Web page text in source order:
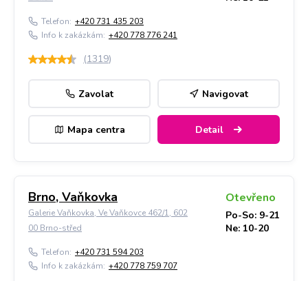
Telefon: +420 731 435 203
Info k zakázkám: +420 778 776 241
(1319)
Zavolat Navigovat
Mapa centra Detail
Brno, Vaňkovka
Galerie Vaňkovka, Ve Vaňkovce 462/1, 602
00 Brno-střed
Otevřeno
Po-So: 9-21
Ne: 10-20
Telefon: +420 731 594 203
Info k zakázkám: +420 778 759 707